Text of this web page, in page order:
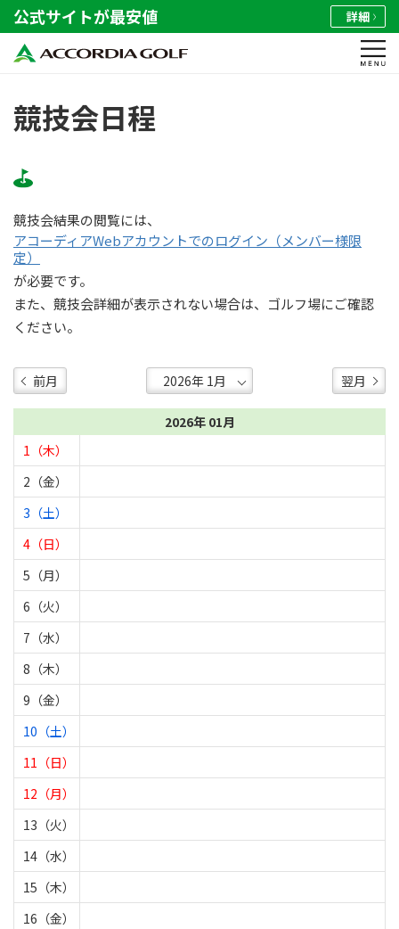
公式サイトが最安値 詳細
競技会日程
競技会結果の閲覧には、
アコーディアWebアカウントでのログイン（メンバー様限
定）
が必要です。
また、競技会詳細が表示されない場合は、ゴルフ場にご確認
ください。
前月 翌月
2026年 01月
1（木）
2（金）
3（土）
4（日）
5（月）
6（火）
7（水）
8（木）
9（金）
10（土）
11（日）
12（月）
13（火）
14（水）
15（木）
16（金）